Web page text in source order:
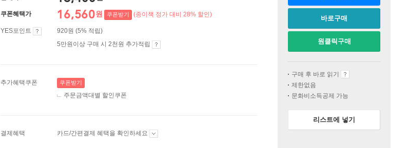
쿠폰혜택가 16,560원 쿠폰받기 (종이책 정가 대비 28% 할인)
YES포인트
920원 (5% 적립)
5만원이상 구매 시 2천원 추가적립
추가혜택쿠폰 쿠폰받기
주문금액대별 할인쿠폰
결제혜택 카드/간편결제 혜택을 확인하세요
바로구매
원클릭구매
구매 후 바로 읽기
제한없음
문화비소득공제 가능
리스트에 넣기